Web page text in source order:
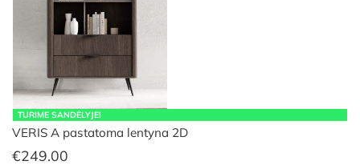
TURIME SANDĖLYJE!
VERIS A pastatoma lentyna 2D
€249.00